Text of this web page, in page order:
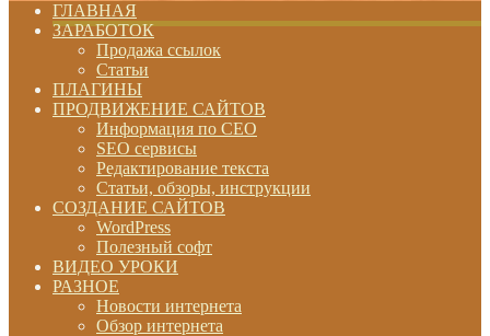
ГЛАВНАЯ
ЗАРАБОТОК
Продажа ссылок
Статьи
ПЛАГИНЫ
ПРОДВИЖЕНИЕ САЙТОВ
Информация по СЕО
SEO сервисы
Редактирование текста
Статьи, обзоры, инструкции
СОЗДАНИЕ САЙТОВ
WordPress
Полезный софт
ВИДЕО УРОКИ
РАЗНОЕ
Новости интернета
Обзор интернета